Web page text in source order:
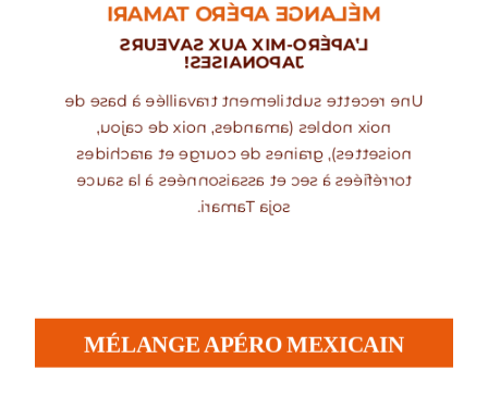
MÉLANGE APÉRO TAMARI
L’APÉRO-MIX AUX SAVEURS
JAPONAISES!
Une recette subtilement travaillée à base de
noix nobles (amandes, noix de cajou,
noisettes), graines de courge et arachides
torréfiées à sec et assaisonnées à la sauce
soja Tamari.
MÉLANGE APÉRO MEXICAIN